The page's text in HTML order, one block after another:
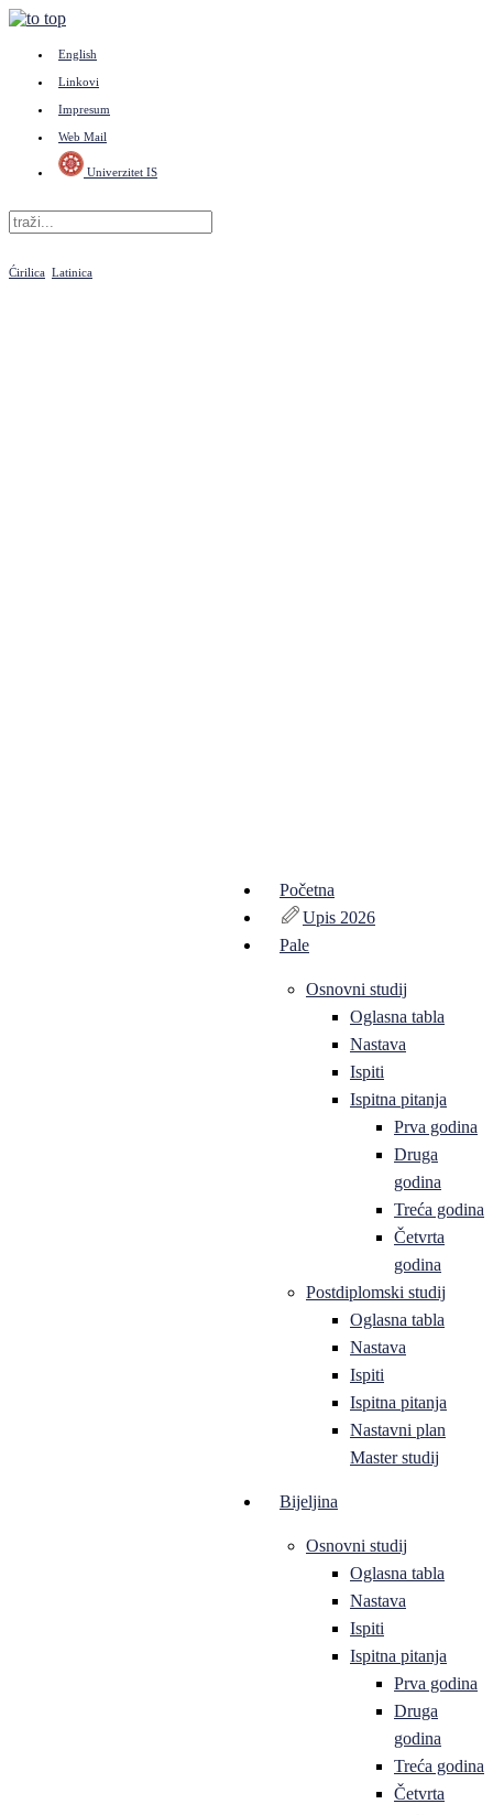
English
Linkovi
Impresum
Web Mail
Univerzitet IS
Ćirilica Latinica
Početna
Upis 2026
Pale
Osnovni studij
Oglasna tabla
Nastava
Ispiti
Ispitna pitanja
Prva godina
Druga
godina
Treća godina
Četvrta
godina
Postdiplomski studij
Oglasna tabla
Nastava
Ispiti
Ispitna pitanja
Nastavni plan
Master studij
Bijeljina
Osnovni studij
Oglasna tabla
Nastava
Ispiti
Ispitna pitanja
Prva godina
Druga
godina
Treća godina
Četvrta